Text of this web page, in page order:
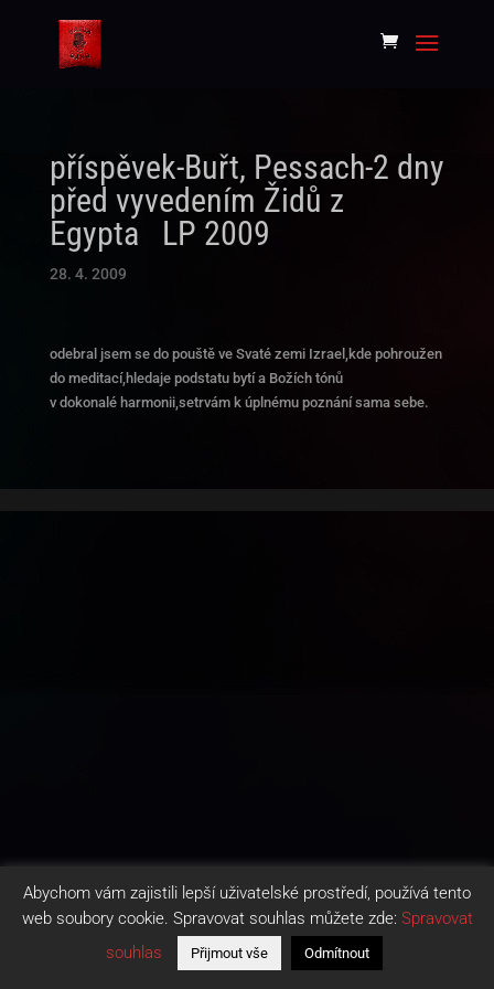
příspěvek-Buřt, Pessach-2 dny
před vyvedením Židů z
Egypta LP 2009
28. 4. 2009
odebral jsem se do pouště ve Svaté zemi Izrael,kde pohroužen
do meditací,hledaje podstatu bytí a Božích tónů
v dokonalé harmonii,setrvám k úplnému poznání sama sebe.
Abychom vám zajistili lepší uživatelské prostředí, používá tento
web soubory cookie. Spravovat souhlas můžete zde: Spravovat
souhlas
Přijmout vše Odmítnout